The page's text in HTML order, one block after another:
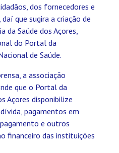
dos fornecedores e
que sugira a criação de
da Saúde dos Açores,
do Portal da
de Saúde.
a associação
que o Portal da
Açores disponibilize
pagamentos em
e outros
financeiro das instituições